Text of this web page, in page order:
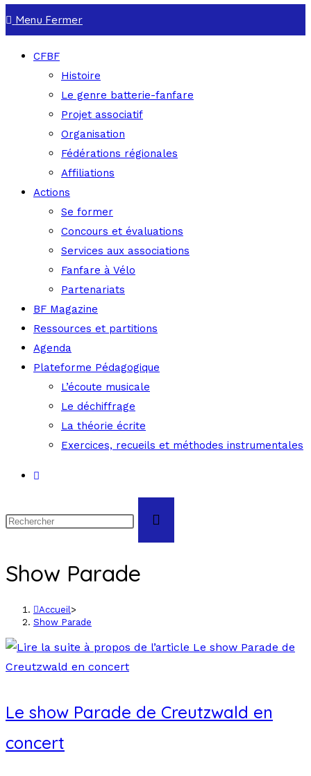
Menu Fermer
CFBF
Histoire
Le genre batterie-fanfare
Projet associatif
Organisation
Fédérations régionales
Affiliations
Actions
Se former
Concours et évaluations
Services aux associations
Fanfare à Vélo
Partenariats
BF Magazine
Ressources et partitions
Agenda
Plateforme Pédagogique
L’écoute musicale
Le déchiffrage
La théorie écrite
Exercices, recueils et méthodes instrumentales
Show Parade
Accueil >
Show Parade
Le show Parade de Creutzwald en
concert